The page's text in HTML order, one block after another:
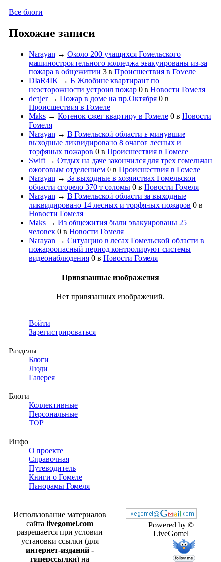
Все блоги
Похожие записи
Narayan → Около 200 учащихся Гомельского
машиностроительного колледжа эвакуированы из-за
пожара в общежитии 3 в Происшествия в Гомеле
DIaR4IK → В Жлобине квартирант по
неосторожности устроил пожар 0 в Новости Гомеля
denjer→ Пожар в доме на пр.Октября 0 в
Происшествия в Гомеле
Maks → Котенок сжег квартиру в Гомеле 0 в Новости
Гомеля
Narayan → В Гомельской области в минувшие
выходные ликвидировано 8 очагов лесных и
торфяных пожаров 0 в Происшествия в Гомеле
Swift → Отдых на даче закончился для трех гомельчан
ожоговым отделением 0 в Происшествия в Гомеле
Narayan → За выходные в хозяйствах Гомельской
области сгорело 370 т соломы 0 в Новости Гомеля
Narayan → В Гомельской области за выходные
ликвидировано 14 лесных и торфяных пожаров 0 в
Новости Гомеля
Maks → Из общежития были эвакуированы 25
человек 0 в Новости Гомеля
Narayan → Ситуацию в лесах Гомельской области в
пожароопасный период контролируют системы
видеонаблюдения 0 в Новости Гомеля
Привязанные изображения
Нет привязанных изображений.
Войти
Зарегистрироваться
Разделы
Блоги
Люди
Галерея
Блоги
Коллективные
Персональные
TOP
Инфо
О проекте
Справочная
Путеводитель
Книги о Гомеле
Панорамы Гомеля
Powered by ©
LiveGomel
Использование материалов
сайта livegomel.com
разрешается при условии
установки ссылки (для
интернет-изданий -
гиперссылки) на